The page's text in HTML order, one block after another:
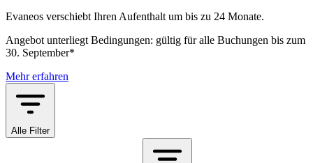
Evaneos verschiebt Ihren Aufenthalt um bis zu 24 Monate.
Angebot unterliegt Bedingungen: gültig für alle Buchungen bis zum
30. September*
Mehr erfahren
Alle Filter